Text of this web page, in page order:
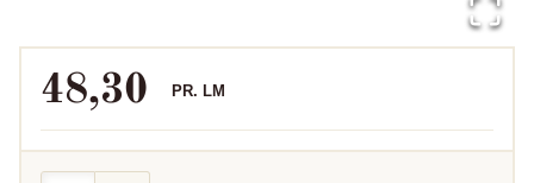
48,30 PR. LM